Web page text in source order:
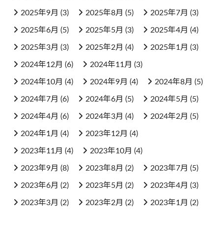
2025年9月 (3) 2025年8月 (5) 2025年7月 (3)
2025年6月 (5) 2025年5月 (3) 2025年4月 (4)
2025年3月 (3) 2025年2月 (4) 2025年1月 (3)
2024年12月 (6) 2024年11月 (3)
2024年10月 (4) 2024年9月 (4) 2024年8月 (5)
2024年7月 (6) 2024年6月 (5) 2024年5月 (5)
2024年4月 (6) 2024年3月 (4) 2024年2月 (5)
2024年1月 (4) 2023年12月 (4)
2023年11月 (4) 2023年10月 (4)
2023年9月 (8) 2023年8月 (2) 2023年7月 (5)
2023年6月 (2) 2023年5月 (2) 2023年4月 (3)
2023年3月 (2) 2023年2月 (2) 2023年1月 (2)